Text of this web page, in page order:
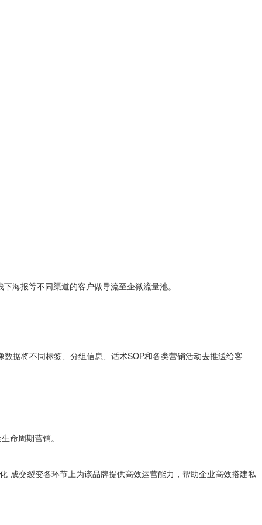
海报等不同渠道的客户做导流至企微流量池。
据将不同标签、分组信息、话术SOP和各类营销活动去推送给客
命周期营销。
成交裂变各环节上为该品牌提供高效运营能力，帮助企业高效搭建私